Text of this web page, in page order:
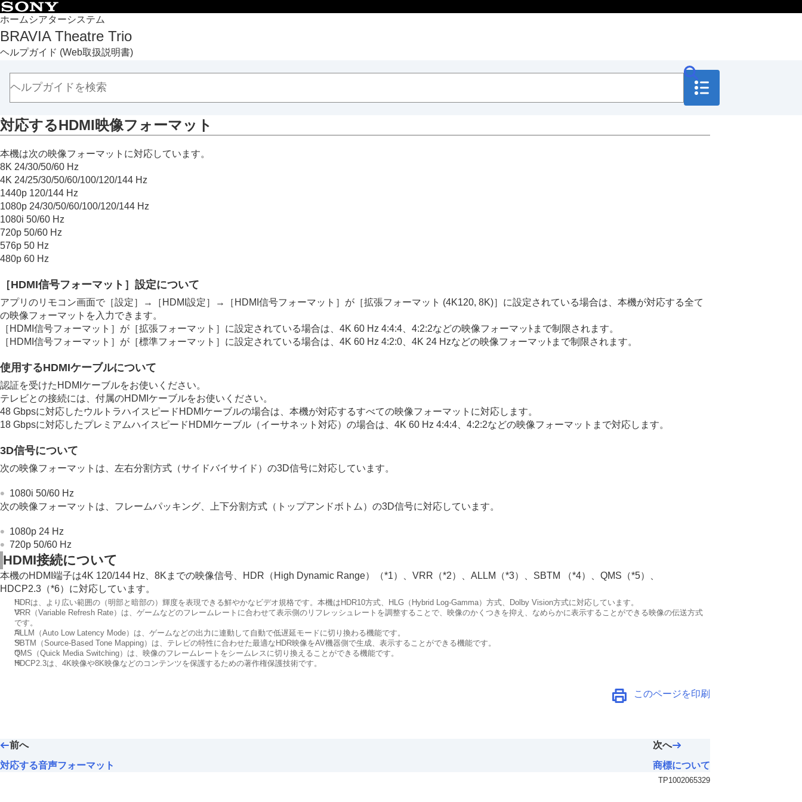
ホームシアターシステム
BRAVIA Theatre Trio
ヘルプガイド (Web取扱説明書)
トップページ
本機の使いかた
各部の名称とはたらき
同梱品を確認する
音楽／音声を再生する
テレビと連携して使う
アプリから本機の設定を変更する
困ったときは
主な仕様
対応するHDMI映像フォーマット
本機は次の映像フォーマットに対応しています。
8K 24/30/50/60 Hz
4K 24/25/30/50/60/100/120/144 Hz
1440p 120/144 Hz
1080p 24/30/50/60/100/120/144 Hz
1080i 50/60 Hz
720p 50/60 Hz
576p 50 Hz
480p 60 Hz
［HDMI信号フォーマット ］設定について
アプリのリモコン画面で［設定］→［ HDMI設定］→［ HDMI信号フォーマット ］が［拡張フォーマット (4K120, 8K)］に設定されている場合は、本機が対応する全て
の映像フォーマットを入力できます。
［ HDMI信号フォーマット ］が［拡張フォーマット ］に設定されている場合は、 4K 60 Hz 4:4:4、4:2:2などの映像フォーマッﾄまで制限されます。
［ HDMI信号フォーマット ］が［標準フォーマット ］に設定されている場合は、 4K 60 Hz 4:2:0、 4K 24 Hzなどの映像フォーマッﾄまで制限されます。
使用するHDMIケーブルについて
認証を受けた HDMI ケーブルをお使いください。
テレビとの接続には、付属のHDMI ケーブルをお使いください。
48 Gbpsに対応したウルトラハイスピード HDMI ケーブルの場合は、本機が対応するすべての映像フォーマットに対応します。
18 Gbpsに対応したプレミアムハイスピード HDMI ケーブル（イーサネット対応）の場合は、 4K 60 Hz 4:4:4、4:2:2などの映像フォーマットまで対応します。
3D信号について
次の映像フォーマットは、左右分割方式（サイドバイサイド）の3D信号に対応しています。
1080i 50/60 Hz
次の映像フォーマットは、フレームパッキング、上下分割方式（トップアンドボトム）の3D信号に対応しています。
1080p 24 Hz
720p 50/60 Hz
HDMI接続について
本機のHDMI 端子は4K 120/144 Hz 8K までの映像信号、 HDR （ High Dynamic Range）（*1）、 VRR （*2）、 ALLM （*3）、 SBTM （*4）、 QMS （*5）、
HDCP2.3 （*6）に対応しています。
*1
HDRは、より広い範囲の（明部と暗部の）輝度を表現できる鮮やかなビデオ規格です。本機は HDR10方式、 HLG （ Hybrid Log-Gamma）方式、 Dolby Vision方式に対応しています。
*2
VRR （Variable Refresh Rate）は、ゲームなどのフレームレートに合わせて表示側のリフレッシュレートを調整することで、映像のかくつきを抑え、なめらかに表示することができる映像の伝送方式
です。
*3
ALLM （Auto Low Latency Mode）は、ゲームなどの出力に連動して自動で低遅延モードに切り換わる機能です。
*4
SBTM （Source-Based Tone Mapping）は、テレビの特性に合わせた最適なHDR映像をAV機器側で生成、表示することができる機能です。
*5
QMS （Quick Media Switching）は、映像のフレームレートをシームレスに切り換えることができる機能です。
*6
HDCP2.3は、 4K映像や8K映像などのコンテンツを保護するための著作権保護技術です。
このページを印刷
前へ
対応する音声フォーマット
次へ
商標について
TP1002065329